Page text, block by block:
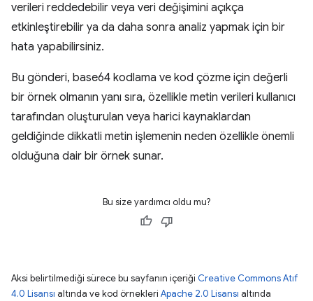
verileri reddedebilir veya veri değişimini açıkça
etkinleştirebilir ya da daha sonra analiz yapmak için bir
hata yapabilirsiniz.
Bu gönderi, base64 kodlama ve kod çözme için değerli
bir örnek olmanın yanı sıra, özellikle metin verileri kullanıcı
tarafından oluşturulan veya harici kaynaklardan
geldiğinde dikkatli metin işlemenin neden özellikle önemli
olduğuna dair bir örnek sunar.
Bu size yardımcı oldu mu?
Aksi belirtilmediği sürece bu sayfanın içeriği Creative Commons Atıf
4.0 Lisansı altında ve kod örnekleri Apache 2.0 Lisansı altında